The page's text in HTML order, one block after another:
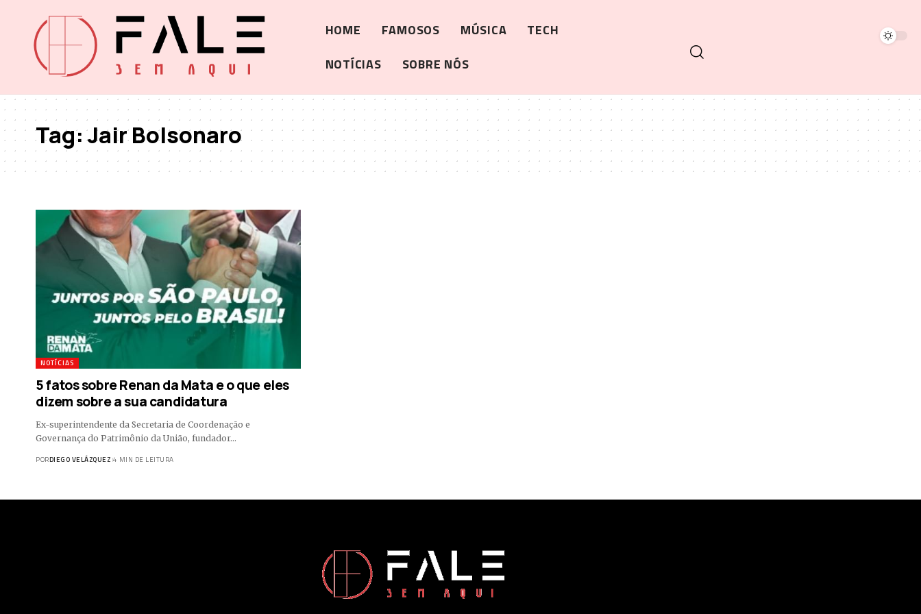
HOME FAMOSOS MÚSICA
TECH
NOTÍCIAS
SOBRE NÓS
Tag:Jair Bolsonaro
NOTÍCIAS
5 fatos sobre Renan da Mata e o que eles
dizem sobre a sua candidatura
Ex-superintendente da Secretaria de Coordenação e
Governança do Patrimônio da União, fundador…
PORDIEGO VELÁZQUEZ 4 MIN DE LEITURA